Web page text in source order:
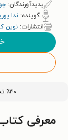
پدیدآورندگان:
گوینده: ندا
انتشارات: نوین
٪۳۰ تخفیف اولین خرید کتاب با کد
معرفی